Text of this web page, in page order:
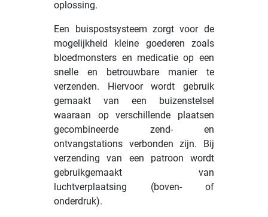
oplossing.
Een buispostsysteem zorgt voor de
mogelijkheid kleine goederen zoals
bloedmonsters en medicatie op een
snelle en betrouwbare manier te
verzenden. Hiervoor wordt gebruik
gemaakt van een buizenstelsel
waaraan op verschillende plaatsen
gecombineerde zend- en
ontvangstations verbonden zijn. Bij
verzending van een patroon wordt
gebruikgemaakt van
luchtverplaatsing (boven- of
onderdruk).